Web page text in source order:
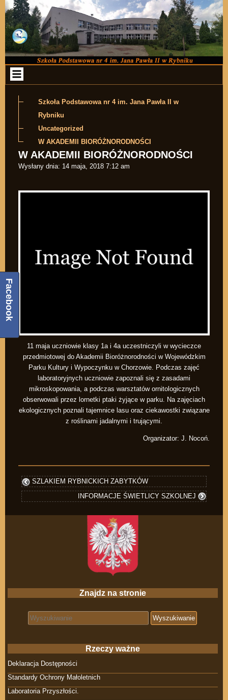
Przejdź do zawartości
Szkoła Podstawowa nr 4 im. Jana Pawła II w
Rybniku
Uncategorized
W AKADEMII BIORÓŻNORODNOŚCI
W AKADEMII BIORÓŻNORODNOŚCI
Wysłany dnia: 14 maja, 2018 7:12 am
11 maja uczniowie klasy 1a i 4a uczestniczyli w wycieczce
przedmiotowej do Akademii Bioróżnorodności w Wojewódzkim
Parku Kultury i Wypoczynku w Chorzowie. Podczas zajęć
laboratoryjnych uczniowie zapoznali się z zasadami
mikroskopowania, a podczas warsztatów ornitologicznych
obserwowali przez lornetki ptaki żyjące w parku. Na zajęciach
ekologicznych poznali tajemnice lasu oraz ciekawostki związane
z roślinami jadalnymi i trującymi.
Organizator: J. Nocoń.
SZLAKIEM RYBNICKICH ZABYTKÓW
INFORMACJE ŚWIETLICY SZKOLNEJ
Znajdz na stronie
Search for:
Rzeczy ważne
Deklaracja Dostępności
Standardy Ochrony Małoletnich
Laboratoria Przyszłości.
Facebook